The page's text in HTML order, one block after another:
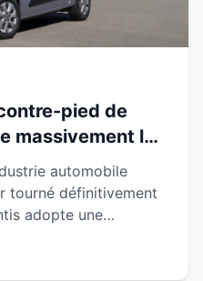
pied de
massivement le
automobile
tourné définitivement
adopte une